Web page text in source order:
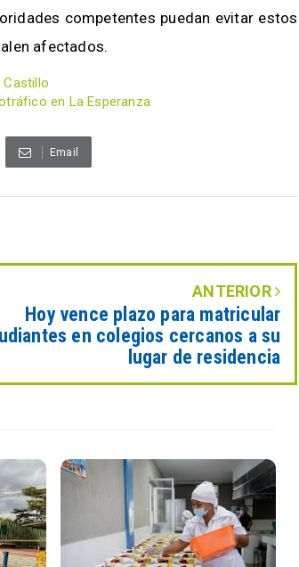
competentes puedan evitar estos
afectados.
Castillo
en La Esperanza
Email
ANTERIOR
Hoy vence plazo para matricular
en colegios cercanos a su
lugar de residencia